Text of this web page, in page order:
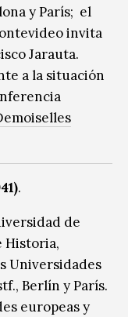
y París; el
invita
Jarauta.
a la situación
.
de
Historia,
Universidades
Berlín y París.
europeas y